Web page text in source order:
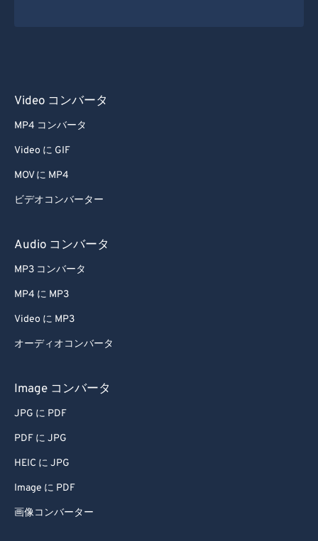
Video コンバータ
MP4 コンバータ
Video に GIF
MOV に MP4
ビデオコンバーター
Audio コンバータ
MP3 コンバータ
MP4 に MP3
Video に MP3
オーディオコンバータ
Image コンバータ
JPG に PDF
PDF に JPG
HEIC に JPG
Image に PDF
画像コンバーター